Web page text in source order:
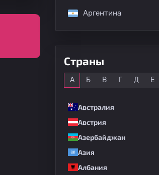
Аргентина
Страны
А Б В Г Д Е
Австралия
Австрия
Азербайджан
Азия
Албания